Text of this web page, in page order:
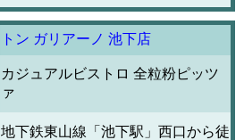
トン ガリアーノ 池下店
カジュアルビストロ 全粒粉ピッツ
ァ
地下鉄東山線「池下駅」西口から徒